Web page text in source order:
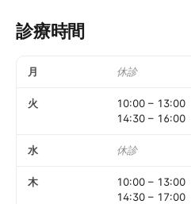
診療時間
月 休診
火 10:00 – 13:00
14:30 – 16:00
水 休診
木 10:00 – 13:00
14:30 – 17:00